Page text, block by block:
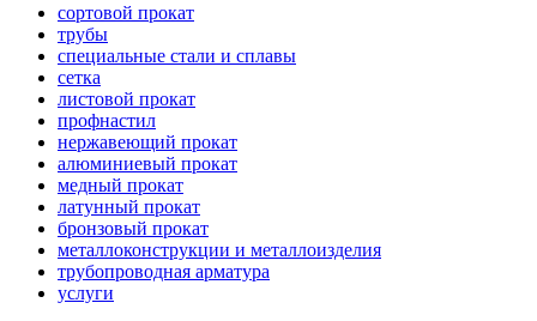
сортовой прокат
трубы
специальные стали и сплавы
сетка
листовой прокат
профнастил
нержавеющий прокат
алюминиевый прокат
медный прокат
латунный прокат
бронзовый прокат
металлоконструкции и металлоизделия
трубопроводная арматура
услуги